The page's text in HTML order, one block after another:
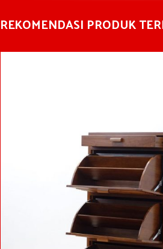
REKOMENDASI PRODUK